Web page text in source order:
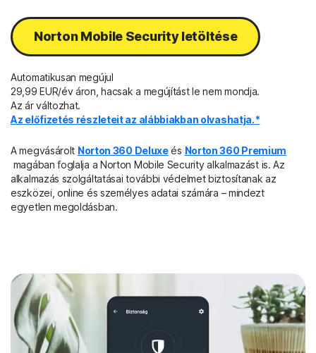
Norton Mobile Security letöltése
Automatikusan megújul
29,99 EUR/év áron, hacsak a megújítást le nem mondja.
Az ár változhat.
Az előfizetés részleteit az alábbiakban olvashatja.*
A megvásárolt Norton 360 Deluxeés Norton 360 Premium
magában foglalja a Norton Mobile Security alkalmazást is. Az
alkalmazás szolgáltatásai további védelmet biztosítanak az
eszközei, online és személyes adatai számára – mindezt
egyetlen megoldásban.